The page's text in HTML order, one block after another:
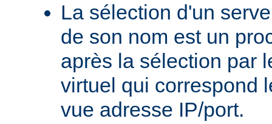
La sélection d'un
de son nom est un
après la sélection par
virtuel qui correspond
vue adresse IP/port.